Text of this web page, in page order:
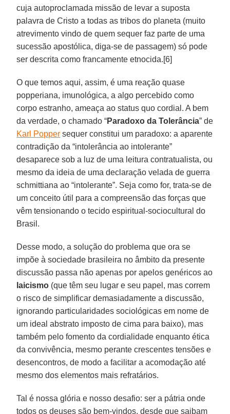
cuja autoproclamada missão de levar a suposta
palavra de Cristo a todas as tribos do planeta (muito
atrevimento vindo de quem sequer faz parte de uma
sucessão apostólica, diga-se de passagem) só pode
ser descrita como francamente etnocida.[6]
O que temos aqui, assim, é uma reação quase
popperiana, imunológica, a algo percebido como
corpo estranho, ameaça ao status quo cordial. A bem
da verdade, o chamado “Paradoxo da Tolerância” de
Karl Popper sequer constitui um paradoxo: a aparente
contradição da “intolerância ao intolerante”
desaparece sob a luz de uma leitura contratualista, ou
mesmo da ideia de uma declaração velada de guerra
schmittiana ao “intolerante”. Seja como for, trata-se de
um conceito útil para a compreensão das forças que
vêm tensionando o tecido espiritual-sociocultural do
Brasil.
Desse modo, a solução do problema que ora se
impõe à sociedade brasileira no âmbito da presente
discussão passa não apenas por apelos genéricos ao
laicismo (que têm seu lugar e seu papel, mas correm
o risco de simplificar demasiadamente a discussão,
ignorando particularidades sociológicas em nome de
um ideal abstrato imposto de cima para baixo), mas
também pelo fomento da cordialidade enquanto ética
da convivência, mesmo perante crescentes tensões e
desencontros, de modo a facilitar a acomodação até
mesmo dos elementos mais refratários.
Tal é nossa glória e nosso desafio: ser a pátria onde
todos os deuses são bem-vindos, desde que saibam